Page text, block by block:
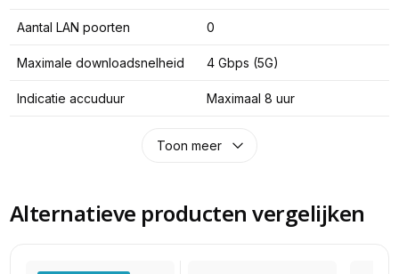
Aantal LAN poorten 0
Maximale downloadsnelheid 4 Gbps (5G)
Indicatie accuduur Maximaal 8 uur
Toon meer
Alternatieve producten vergelijken